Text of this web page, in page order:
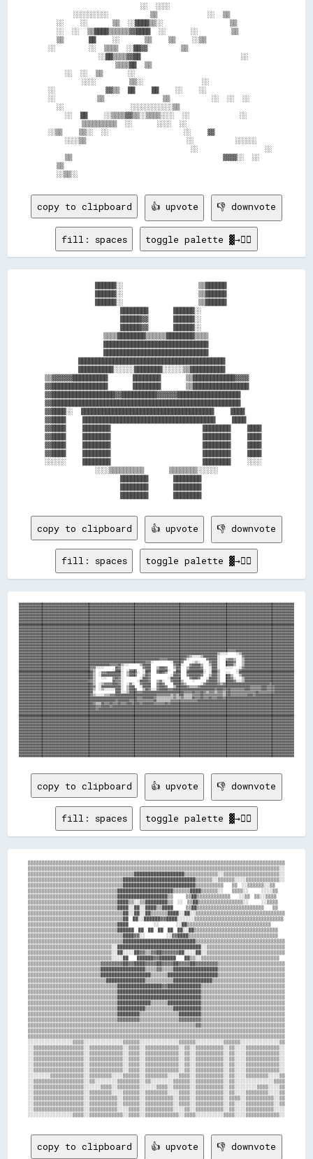
                        ░░  ░░░░
        ░░░░░░░░░░          ▒▒            ░░  ▒▒
    ░░    ░░      ▒▒  ░░████▒▒░░                ▒▒
    ░░  ░░  ▒▒████▒▒▒▒▒▒▓▓████  ░░      ░░        ▒▒
    ▒▒      ██    ░░      ▒▒    ▒▒    ░░▒▒
  ░░        ░░  ▒▒▒▒  ░░██▓▓        ▒▒
              ░░██▒▒▒▒▓▓██                        ░░
                  ▒▒▒▒██  ▒▒
      ░░  ░░  ▒▒      ░░
          ░░░░        ▒▒░░              ░░
  ░░            ▓▓▒▒  ██    ██    ░░    ░░
  ░░          ▒▒              ▒▒          ░░  ░░  ░░
    ░░                ░░░░░░░░░░░░▒▒
      ░░  ██    ░░▒▒▒▒▓▓▒▒░░▒▒▒▒░░░░  ░░            ░░
          ▒▒▒▒▒▒▒▒▒▒  ░░      ░░░░  ░░
  ░░▒▒    ▒▒░░  ░░                  ░░    ▓▓
      ░░░░▒▒                        ░░          ░░░░░░
                                    ░░                ░░
      ▒▒                                    ▓▓▓▓░░  ░░
    ▒▒
copy to clipboard 👍 upvote 👎 downvote
fill: spaces toggle palette ▓→✊🏽
            ██████░░                  ▒▒██████
            ██████░░                  ▒▒██████
            ██████░░                  ▒▒██████
                  ████████      ██████░░
                  ██████▓▓      ██████░░
                  ██████▓▓      ██████░░
              ▒▒▒▒████████▒▒▒▒▒▒████████▒▒▒▒
              ██████████████████████████████
              ██████████████████████████████
        ██████████████████████████████████████████
        ██████████░░░░░░████████░░░░░░▒▒██████████
▒▒▓▓▓▓▓▓██████████      ████████      ▒▒████████████▓▓▓▓
▓▓████████████████      ████████      ▒▒████████████████
▓▓██████████████████▓▓██████████▓▓▓▓▓▓██████████████████
▓▓██████████████████████████████████████████████████████
▓▓████░░  ██████████████████████████████████████    ████
▓▓████    ██████████████████████████████████████    ████
▓▓████    ████████                      ████████    ████
▓▓████    ████████                      ████████    ████
▓▓████    ████████                      ████████    ████
▓▓████    ████████                      ████████    ████
░░░░░░    ████████                      ████████    ░░░░
            ░░░░▒▒▒▒▒▒▒▒▒▒      ▒▒▒▒▒▒▒▒░░░░░░
                  ████████      ████████
                  ████████      ████████
copy to clipboard 👍 upvote 👎 downvote
fill: spaces toggle palette ▓→✊🏽
████████████████████████████████████████████████████████████████████████████████████████████████████████████████████████████████████████████████████████████████████████████████████████████████████████
████████████████████████████████████████████████████████████████████████████████████████████████████████████████████████████████████████████████████████████████████████████████████████████████████████
████████████████████████████████████████████████████████████████████████████████████████████████████████████████████████████████████████████████████████████████████████████████████████████████████████
████████████████████████████████████████████████████████████████████████████████████████████████████████████████████████████████████████████████████████████████████████████████████████████████████████
████████████████████████████████████████████████████████████████████████████████████████████████████████████████████████████████████████████████████████████████████████████████████████████████████████
████████████████████████████████████████████████████████████████████████████████████████████████████████████████████████████████████████████████████████████████████████████████████████████████████████
████████████████████████████████████████████████████████████████████████████████████████████████████████████████████████████████████████████████████████████████████████████████████████████████████████
████████████████████████████████████████████████████████████████████████████████████████████████████████████████████████████████████████████████████████████████████████████████████████████████████████
████████████████████████████████████████████████████████████████████████████████████████████████████████████████████████████████████████████████████████████████████████████████████████████████████████
████████████████████████████████████████████████████████████████████████████████████████████████████████████████████████████████████████████████████████████████████████████████████████████████████████
████████████████████████████████████████████████████████████████████████████████████████████████████████████████████████████████████████████████████████████████████████████████████████████████████████
████████████████████████████████████████████████████████████████████████████████████████████████████████████████████████████████████████████████████████████████████████████████████████████████████████
████████████████████████████████████████████████████████████████████████████████████████████████████████████████████████████████████████████████████████████████████████████████████████████████████████
████████████████████████████████████████████████████████████████████████████████████████████████████████████████████████████████████████████████████████████████████████████████████████████████████████
████████████████████████████████████████████████████████████████████████████████████████████████████████████████████████████████████████████████████████████████████████████████████████████████████████
████████████████████████████████████████████████████████████████████████████████████████████████████████████████████████████████████████████████████████████████████████████████████████████████████████
████████████████████████████████████████████████████████████████████████████████████████████████████████████████████████████████████████████████████████████████████████████████████████████████████████
████████████████████████████████████████████████████████████████████████████████████████████████████████████████████████████████████████████████████████▓▓▓▓▓▓██████████████████████████████████████████
████████████████████████████████████████████████████████████████████████████████████████████████████████████████████████████████████████████████▒▒░░░░░░      ░░▒▒██████████████████████████████████████
██████████████████████████████████████████████████████████████████████████████████████████████████████████████████████████▓▓▒▒░░░░░░▒▒██████████░░                ▓▓████████████████████████████████████
██████████████████████████████████████████████████████████████████████████████████████████████████████▓▓▓▓▓▓████████████▓▓░░            ▓▓██████░░    ▒▒▓▓▓▓▒▒    ▒▒████████████████████████████████████
████████████████████████████████████████████████████████████████████████████████████████████▓▓▓▓░░            ░░██████▓▓      ░░▒▒░░      ▓▓████░░    ██████▓▓    ▒▒████████████████████████████████████
██████████████████████████████████████████████████████████████████▓▓▓▓▓▓██▒▒░░░░        ▒▒██████                ▓▓████░░    ▓▓██████▒▒    ▒▒████░░    ██████▒▒    ▒▒████████████████████████████████████
████████████████████████████████████████████████████▓▓▓▓░░░░░░        ██▓▓░░              ▓▓████    ▒▒████▓▓    ▒▒██▓▓    ▒▒████████▓▓    ░░████░░    ░░░░░░    ░░▓▓████████████████████████████████████
████████████████████████████████████████████████████▓▓▒▒            ░░████░░  ░░▓▓▓▓▓▓    ░░████    ▓▓██████░░  ░░██▓▓    ▓▓██████████░░  ░░████▒▒            ░░▓▓██████████████████████████████████████
██████████████████████████████████████████████████████▒▒  ░░▓▓▓▓██████████░░  ▒▒████▓▓░░  ░░██▓▓    ▓▓██▓▓▒▒    ▓▓██▓▓    ████████████░░  ░░████▒▒    ░░░░    ░░████████████████████████████████████████
██████████████████████████████████████████████████████▒▒  ░░██████████████░░  ▒▒████▓▓    ▒▒██▓▓              ░░████▓▓    ▓▓████████▓▓    ▒▒████▒▒    ████▒▒    ▒▒██████████████████████████████████████
██████████████████████████████████████████████████████▒▒    ░░░░    ▓▓██▓▓░░            ░░████▓▓            ░░████████      ▓▓████▓▓    ░░██████▒▒    ████▓▓░░    ▒▒████████████████████████████████████
██████████████████████████████████████████████████▓▓▓▓▒▒            ██▓▓▓▓░░          ░░██████▓▓    ▒▒▓▓░░    ▓▓██████▒▒      ░░        ▓▓██████▒▒    ██████▓▓░░░░▒▒████████████████████████████████████
██████████████████████████████████████████████████████▒▒  ░░▒▒▓▓▓▓▓▓████▓▓░░  ░░▓▓░░    ▓▓██████    ▓▓██▓▓      ██████▓▓▒▒          ░░▓▓████████▓▓▒▒▓▓████████████████████████████████▓▓████████████████
██████████████████████████████████████████████████████▓▓  ░░██████████████░░  ▒▒████    ░░██████    ▓▓████▓▓    ▒▒████████▓▓▒▒▒▒▒▒▓▓████████████████████████████████████▓▓▓▓▓▓▓▓████▓▓▓▓▓▓██████████████
██████████████████████████████████████████████████████▒▒  ░░▒▒░░░░░░░░████░░  ▒▒████▓▓    ▒▒██▓▓░░░░▓▓██████▓▓▓▓██████████████████████████████▓▓████▓▓▓▓██▓▓▓▓▓▓▓▓▓▓████▓▓▓▓▓▓▓▓████▓▓▓▓▓▓██████████████
██████████████████████████████████████████████████████░░              ████░░░░▒▒██████▓▓▓▓██████████████████████████████▓▓▓▓▓▓██▓▓▓▓██▓▓▒▒▓▓▓▓▒▒▓▓▓▓▒▒▓▓██▓▓▓▓▓▓▓▓▓▓▓▓▓▓▓▓▓▓██▓▓▓▓▓▓▓▓▓▓▓▓██████████████
████████████████████████████████████████████████████▓▓▒▒░░░░░░▒▒▒▒▓▓▓▓██████████████████████████████▓▓▓▓▓▓▓▓▓▓▒▒▓▓▒▒▓▓██▒▒▒▒▒▒▓▓▓▓▓▓██▓▓▓▓▓▓▓▓▓▓▓▓▓▓▒▒▓▓██▓▓▓▓▓▓▓▓▓▓▓▓████▓▓████████████████████████████
██████████████████████████████████████████████████████████████████████████████████████▓▓▓▓████████▓▓▒▒▒▒▒▒▒▒▒▒▒▒▓▓▒▒▒▒▓▓▒▒▒▒▒▒██▓▓▓▓██▓▓▓▓██▓▓▓▓████▓▓██████████████████████████████████████████████████
██████████████████████████████████████████████████████████████████████▓▓████████▓▓▓▓██▓▓▓▓▓▓▓▓▓▓▓▓██▒▒▒▒▒▒▒▒▒▒▓▓▓▓▓▓▓▓▓▓▓▓▓▓▓▓▓▓▓▓██████████████████████████████████████████████████████████████████████
██████████████████████████████████████████████████████▓▓▒▒▒▒██▓▓▓▓██▓▓▓▓██▓▓▓▓████▓▓████▓▓████████▓▓▓▓▓▓▓▓██▓▓██████████████████████████████████████████████████████████████████████████████████████████
████████████████████████████████████████████████████████▓▓▓▓██████▓▓████████████████████████████████████████████████████████████████████████████████████████████████████████████████████████████████████
████████████████████████████████████████████████████████▓▓██████████████████████████████████████████████████████████████████████████████████████████████████████████████████████████████████████████████
████████████████████████████████████████████████████████████████████████████████████████████████████████████████████████████████████████████████████████████████████████████████████████████████████████
████████████████████████████████████████████████████████████████████████████████████████████████████████████████████████████████████████████████████████████████████████████████████████████████████████
████████████████████████████████████████████████████████████████████████████████████████████████████████████████████████████████████████████████████████████████████████████████████████████████████████
████████████████████████████████████████████████████████████████████████████████████████████████████████████████████████████████████████████████████████████████████████████████████████████████████████
████████████████████████████████████████████████████████████████████████████████████████████████████████████████████████████████████████████████████████████████████████████████████████████████████████
████████████████████████████████████████████████████████████████████████████████████████████████████████████████████████████████████████████████████████████████████████████████████████████████████████
████████████████████████████████████████████████████████████████████████████████████████████████████████████████████████████████████████████████████████████████████████████████████████████████████████
████████████████████████████████████████████████████████████████████████████████████████████████████████████████████████████████████████████████████████████████████████████████████████████████████████
████████████████████████████████████████████████████████████████████████████████████████████████████████████████████████████████████████████████████████████████████████████████████████████████████████
████████████████████████████████████████████████████████████████████████████████████████████████████████████████████████████████████████████████████████████████████████████████████████████████████████
███████████████████████████████████████████████████████████████████████████████████████████████████████████████████████████████████████████████████████
copy to clipboard 👍 upvote 👎 downvote
fill: spaces toggle palette ▓→✊🏽
▒▒▒▒▒▒▒▒▒▒▒▒▒▒▒▒▒▒▒▒▒▒▒▒▒▒▒▒▒▒▒▒▒▒▒▒▒▒▒▒▒▒▒▒▒▒▒▒▒▒▒▒▒▒▒▒▒▒▒▒▒▒▒▒▒▒▒▒▒▒▒▒▒▒▒▒▒▒▒▒▒▒▒▒▒▒▒▒▒▒▒▒
▒▒▒▒▒▒▒▒▒▒▒▒▒▒▒▒▒▒▒▒▒▒▒▒▒▒▒▒▒▒▒▒▒▒▒▒▒▒▒▒▒▒▒▒▒▒▒▒▒▒▒▒▒▒▒▒▒▒▒▒▒▒▒▒▒▒▒▒▒▒▒▒▒▒▒▒▒▒▒▒▒▒▒▒▒▒▒▒▒▒░░
▒▒▒▒▒▒▒▒▒▒▒▒▒▒▒▒▒▒▒▒▒▒▒▒▒▒▒▒▒▒▒▒▒▒▒▒▒▒██████████████████▒▒▒▒▒▒▒▒▒▒▒▒░░▒▒▒▒▒▒▒▒▒▒▒▒▒▒▒▒▒▒▒▒░░
▒▒▒▒▒▒▒▒▒▒▒▒▒▒▒▒▒▒▒▒▒▒▒▒▒▒▒▒▒▒▒▒▒▒██████████████████████████▒▒▒▒▒▒░░▒▒▒▒▒▒░░░░▒▒▒▒▒▒▒▒▒▒▒▒░░
▒▒▒▒▒▒▒▒▒▒▒▒▒▒▒▒▒▒▒▒▒▒▒▒▒▒▒▒▒▒▒▒▒▒██████████████████████████▒▒▒▒▒▒▒▒▒▒    ▒▒  ░░▒▒▒▒▒▒░░▒▒
▒▒▒▒▒▒▒▒▒▒▒▒▒▒▒▒▒▒▒▒▒▒▒▒▒▒▒▒▒▒▒▒████████████████████▒▒▒▒▒▒████▒▒▒▒▒▒░░    ▒▒▒▒░░      ░░░░▒▒
▒▒▒▒▒▒▒▒▒▒▒▒▒▒▒▒▒▒▒▒▒▒▒▒▒▒▒▒▒▒▒▒██████████████████▒▒      ▒▒██▒▒▒▒▒▒▒▒▒▒▒▒    ░░▒▒  ▒▒░░▒▒▒▒
▒▒▒▒▒▒▒▒▒▒▒▒▒▒▒▒▒▒▒▒▒▒▒▒▒▒▒▒▒▒▒▒████▒▒░░▒▒████████▒▒  ░░  ▒▒██▒▒▒▒▒▒▒▒▒▒▒▒▒▒▒▒░░      ░░▒▒▒▒
▒▒▒▒▒▒▒▒▒▒▒▒▒▒▒▒▒▒▒▒▒▒▒▒▒▒▒▒▒▒▒▒████░░██░░████▒▒████      ▒▒██▒▒▒▒▒▒▒▒▒▒▒▒▒▒▒▒▒▒▒▒▒▒▒▒    ▒▒
▒▒▒▒▒▒▒▒▒▒▒▒▒▒▒▒▒▒▒▒▒▒▒▒▒▒▒▒▒▒▒▒▒▒██░░██░░██▒▒▒▒▒▒████░░██░░▒▒▒▒▒▒▒▒▒▒▒▒▒▒▒▒▒▒▒▒▒▒▒▒▒▒▒▒▒▒▒▒
▒▒▒▒▒▒▒▒▒▒▒▒▒▒▒▒▒▒▒▒▒▒▒▒▒▒▒▒▒▒▒▒▒▒██  ██░░██████▓▓████░░░░░░▒▒▒▒▒▒▒▒▒▒▒▒▒▒▒▒▒▒▒▒▒▒▒▒▒▒▒▒▒▒▒▒
▒▒▒▒▒▒▒▒▒▒▒▒▒▒▒▒▒▒▒▒▒▒▒▒▒▒▒▒▒▒▒▒████            ░░        ░░██▒▒▒▒▒▒▒▒▒▒▒▒▒▒▒▒▒▒▒▒▒▒▒▒▒▒▒▒▒▒
▒▒▒▒▒▒▒▒▒▒▒▒▒▒▒▒▒▒▒▒▒▒▒▒▒▒▒▒▒▒▒▒██████  ██  ██  ██  ██  ██░░██▒▒▒▒▒▒▒▒▒▒▒▒▒▒▒▒▒▒▒▒▒▒▒▒▒▒▒▒▒▒
▒▒▒▒▒▒▒▒▒▒▒▒▒▒▒▒▒▒▒▒▒▒▒▒▒▒▒▒▒▒▒▒▒▒████▓▓░░          ░░▓▓████▒▒▒▒▒▒▒▒▒▒▒▒▒▒▒▒▒▒▒▒▒▒▒▒▒▒▒▒▒▒▒▒
▒▒▒▒▒▒▒▒▒▒▒▒▒▒▒▒▒▒▒▒▒▒▒▒▒▒▒▒▒▒▒▒▒▒██████████████████████████▒▒▒▒▒▒▒▒▒▒▒▒▒▒▒▒▒▒▒▒▒▒▒▒▒▒▒▒▒▒▒▒
▒▒▒▒▒▒▒▒▒▒▒▒▒▒▒▒▒▒▒▒▒▒▒▒▒▒▒▒▒▒░░██████████████████████████████░░▒▒▒▒▒▒▒▒▒▒▒▒▒▒▒▒▒▒▒▒▒▒▒▒▒▒▒▒
▒▒▒▒▒▒▒▒▒▒▒▒▒▒▒▒▒▒▒▒▒▒▒▒▒▒▒▒▒▒░░██░░░░██▓▓▒▒▓▓██▓▓▓▓▓▓██░░░░██░░▒▒▒▒▒▒▒▒▒▒▒▒▒▒▒▒▒▒▒▒▒▒▒▒▒▒▒▒
▒▒▒▒▒▒▒▒▒▒▒▒▒▒▒▒▒▒▒▒▒▒▒▒▒▒▒▒▒▒░░░░██    ██████▓▓██████    ██▒▒░░▒▒▒▒▒▒▒▒▒▒▒▒▒▒▒▒▒▒▒▒▒▒▒▒▒▒▒▒
▒▒▒▒▒▒▒▒▒▒▒▒▒▒▒▒▒▒▒▒▒▒▒▒▒▒▓▓▓▓▓▓▓▓██▓▓████▓▓▓▓██▓▓▓▓██▓▓▓▓██▓▓▓▓▓▓▓▓▒▒▒▒▒▒▒▒▒▒▒▒▒▒▒▒▒▒▒▒▒▒▒▒
▒▒▒▒▒▒▒▒▒▒▒▒▒▒▒▒▒▒▒▒▒▒▒▒▒▒████████████████▒▒▒▒▓▓▒▒▒▒████████████████▒▒▒▒▒▒▒▒▒▒▒▒▒▒▒▒▒▒▒▒▒▒▒▒
▒▒▒▒▒▒▒▒▒▒▒▒▒▒▒▒▒▒▒▒▒▒▒▒▒▒██████████████████▒▒▒▒▒▒██████████████████▒▒▒▒▒▒▒▒▒▒▒▒▒▒▒▒▒▒▒▒▒▒▒▒
▒▒▒▒▒▒▒▒▒▒▒▒▒▒▒▒▒▒▒▒▒▒▒▒▒▒▒▒██████████████▒▒▒▒▒▒▒▒▒▒██████████████▒▒▒▒▒▒▒▒▒▒▒▒▒▒▒▒▒▒▒▒▒▒▒▒▒▒
▒▒▒▒▒▒▒▒▒▒▒▒▒▒▒▒▒▒▒▒▒▒▒▒▒▒▒▒▒▒▒▒████████████████▓▓████████████▒▒▒▒▒▒▒▒▒▒▒▒▒▒▒▒▒▒▒▒▒▒▒▒▒▒▒▒▒▒
▒▒▒▒▒▒▒▒▒▒▒▒▒▒▒▒▒▒▒▒▒▒▒▒▒▒▒▒▒▒▒▒██████████████████████████████▒▒▒▒▒▒▒▒▒▒▒▒▒▒▒▒▒▒▒▒▒▒▒▒▒▒▒▒▒▒
▒▒▒▒▒▒▒▒▒▒▒▒▒▒▒▒▒▒▒▒▒▒▒▒▒▒▒▒▒▒▒▒██████████████████████████████▒▒▒▒▒▒▒▒▒▒▒▒▒▒▒▒▒▒▒▒▒▒▒▒▒▒▒▒▒▒
▒▒▒▒▒▒▒▒▒▒▒▒▒▒▒▒▒▒▒▒▒▒▒▒▒▒▒▒▒▒▒▒████████████▒▒▒▒▒▒████████████▒▒▒▒▒▒▒▒▒▒▒▒▒▒▒▒▒▒▒▒▒▒▒▒▒▒▒▒▒▒
▒▒▒▒▒▒▒▒▒▒▒▒▒▒▒▒▒▒▒▒▒▒▒▒▒▒▒▒▒▒▒▒██████████▒▒▒▒▒▒▒▒▒▒██████████▒▒▒▒▒▒▒▒▒▒▒▒▒▒▒▒▒▒▒▒▒▒▒▒▒▒▒▒▒▒
▒▒▒▒▒▒▒▒▒▒▒▒▒▒▒▒▒▒▒▒▒▒▒▒▒▒▒▒▒▒▒▒████████▒▒▒▒▒▒▒▒▒▒▒▒▒▒████████▒▒▒▒▒▒▒▒▒▒▒▒▒▒▒▒▒▒▒▒▒▒▒▒▒▒▒▒▒▒
▒▒▒▒▒▒▒▒▒▒▒▒▒▒▒▒▒▒▒▒▒▒▒▒▒▒▒▒▒▒▒▒▓▓▓▓▓▓▓▓▒▒▒▒▒▒▒▒▒▒▒▒▒▒▓▓▓▓▓▓▓▓▒▒▒▒▒▒▒▒▒▒▒▒▒▒▒▒▒▒▒▒▒▒▒▒▒▒▒▒▒▒
▒▒▒▒▒▒▒▒▒▒▒▒▒▒▒▒▒▒▒▒▒▒▒▒▒▒▒▒▒▒▒▒▒▒▒▒▒▒▒▒▒▒▒▒▒▒▒▒▒▒▒▒▒▒▒▒▒▒▒▒▓▓▒▒▒▒▒▒▒▒▒▒▒▒▒▒▒▒▒▒▒▒▒▒▒▒▒▒▒▒▒▒
▒▒▒▒▒▒▒▒▒▒▒▒▒▒▒▒▒▒▒▒▒▒▒▒▒▒▒▒▒▒▒▒▒▒▒▒▒▒▒▒▒▒▒▒▒▒▒▒▒▒▒▒▒▒▒▒▒▒▒▒▒▒▒▒▒▒▒▒▒▒▒▒▒▒▒▒▒▒▒▒▒▒▒▒▒▒▒▒▒▒▒▒
▒▒▒▒▒▒▒▒▒▒▒▒▒▒▒▒▒▒▒▒▒▒▒▒▒▒▒▒▒▒▒▒▒▒▒▒▒▒▒▒▒▒▒▒▒▒▒▒▒▒▒▒▒▒▒▒▒▒▒▒▒▒▒▒▒▒▒▒▒▒▒▒▒▒▒▒▒▒▒▒▒▒▒▒▒▒▒▒▒▒▒▒
░░░░░░░░░░░░░░░░▒▒▒▒░░░░░░░░░░░░░░▒▒▒▒▒▒░░░░░░░░░░░░░░▒▒▒▒▒▒░░░░░░░░░░▒▒▒▒▒▒░░░░░░░░░░░░░░▒▒
░░▒▒▒▒▒▒▒▒▒▒▒▒▒▒▒▒▒▒░░▒▒▒▒▒▒▒▒▒▒▒▒░░▒▒▒▒░░▒▒▒▒▒▒▒▒▒▒▒▒░░▒▒░░▒▒▒▒▒▒▒▒▒▒░░▒▒░░░░▒▒▒▒▒▒▒▒▒▒▒▒░░
░░▒▒▒▒▒▒▒▒▒▒▒▒▒▒▒▒▒▒░░▒▒▒▒▒▒▒▒▒▒▒▒░░▒▒▒▒░░▒▒▒▒▒▒▒▒▒▒▒▒░░▒▒░░▒▒▒▒▒▒▒▒▒▒░░▒▒░░░░▒▒▒▒▒▒▒▒▒▒▒▒░░
░░▒▒▒▒▒▒▒▒▒▒▒▒▒▒▒▒▒▒░░▒▒▒▒▒▒▒▒▒▒▒▒░░▒▒▒▒░░▒▒▒▒▒▒▒▒▒▒▒▒░░▒▒░░▒▒▒▒▒▒▒▒▒▒░░▒▒░░░░▒▒▒▒▒▒▒▒▒▒▒▒░░
░░▒▒▒▒▒▒▒▒▒▒▒▒▒▒▒▒▒▒░░▒▒▒▒▒▒▒▒▒▒▒▒░░▒▒▒▒░░▒▒▒▒▒▒▒▒▒▒▒▒░░▒▒░░▒▒▒▒▒▒▒▒▒▒░░▒▒░░░░▒▒▒▒▒▒▒▒▒▒▒▒░░
░░▒▒▒▒▒▒▒▒▒▒▒▒▒▒▒▒▒▒░░▒▒▒▒▒▒▒▒▒▒▒▒░░▒▒▒▒░░▒▒▒▒▒▒▒▒▒▒▒▒░░▒▒░░▒▒▒▒▒▒▒▒▒▒░░▒▒░░░░▒▒▒▒▒▒▒▒▒▒▒▒░░
░░░░░░░░▒▒▒▒▒▒▒▒▒▒▒▒░░▒▒▒▒▒▒▒▒░░░░▒▒▒▒▒▒░░▒▒▒▒▒▒▒▒░░░░▒▒▒▒░░▒▒▒▒▒▒▒▒▒▒░░▒▒░░░░▒▒▒▒▒▒▒▒░░░░▒▒
░░▒▒▒▒▒▒▒▒▒▒▒▒▒▒▒▒▒▒░░▒▒░░░░░░░░▒▒▒▒▒▒▒▒░░▒▒░░░░░░░░▒▒▒▒▒▒░░▒▒▒▒▒▒▒▒▒▒░░▒▒░░░░░░░░░░░░░░▒▒▒▒
░░▒▒▒▒▒▒▒▒▒▒▒▒▒▒▒▒▒▒░░░░░░▒▒▒▒░░▒▒▒▒▒▒▒▒░░░░░░▒▒▒▒░░▒▒▒▒▒▒░░▒▒▒▒▒▒▒▒▒▒░░▒▒░░░░░░░░▒▒▒▒░░░░▒▒
░░▒▒▒▒▒▒▒▒▒▒▒▒▒▒▒▒▒▒░░▒▒▒▒▒▒▒▒░░░░▒▒▒▒▒▒░░▒▒▒▒▒▒▒▒░░░░▒▒▒▒░░▒▒▒▒▒▒▒▒▒▒░░▒▒░░░░▒▒▒▒▒▒▒▒░░░░▒▒
░░▒▒▒▒▒▒▒▒▒▒▒▒▒▒▒▒▒▒░░▒▒▒▒▒▒▒▒▒▒░░▒▒▒▒▒▒░░▒▒▒▒▒▒▒▒▒▒░░▒▒▒▒░░▒▒▒▒▒▒▒▒▒▒░░▒▒▒▒░░▒▒▒▒▒▒▒▒▒▒░░▒▒
░░▒▒▒▒▒▒▒▒▒▒▒▒▒▒▒▒▒▒░░▒▒▒▒▒▒▒▒▒▒░░▒▒▒▒▒▒░░▒▒▒▒▒▒▒▒▒▒░░▒▒▒▒░░▒▒▒▒▒▒▒▒▒▒░░▒▒░░░░▒▒▒▒▒▒▒▒▒▒░░▒▒
░░▒▒▒▒▒▒▒▒▒▒▒▒▒▒▒▒▒▒░░▒▒▒▒▒▒▒▒▒▒░░░░▒▒▒▒░░▒▒▒▒▒▒▒▒▒▒░░░░▒▒░░▒▒▒▒▒▒▒▒▒▒░░▒▒░░░░▒▒▒▒▒▒▒▒▒▒░░░░
copy to clipboard 👍 upvote 👎 downvote